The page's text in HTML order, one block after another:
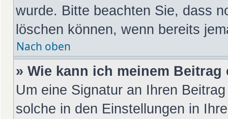
wurde. Bitte beachten Sie, dass
löschen können, wenn bereits
Nach oben
» Wie kann ich meinem
Um eine Signatur an Ihren
solche in den Einstellungen in